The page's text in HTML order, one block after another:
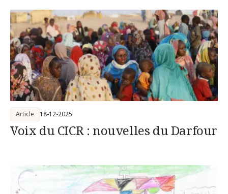
Voix du CICR : nouvelles du Darfour
Article 18-12-2025